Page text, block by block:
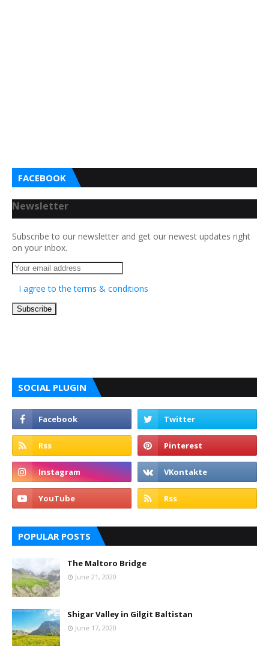
FACEBOOK
Newsletter
Subscribe to our newsletter and get our newest updates right
on your inbox.
I agree to the terms & conditions
SOCIAL PLUGIN
POPULAR POSTS
The Maltoro Bridge
June 21, 2020
Shigar Valley in Gilgit Baltistan
June 17, 2020